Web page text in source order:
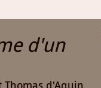
d'un
Thomas d'Aquin